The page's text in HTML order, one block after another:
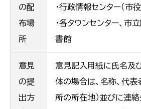
の配
布場
所
・行政情報センター（市
・各タウンセンター、市
書館
意見
の提
出方
意見記入用紙に氏名及
体の場合は、名称、代
所の所在地）並びに連